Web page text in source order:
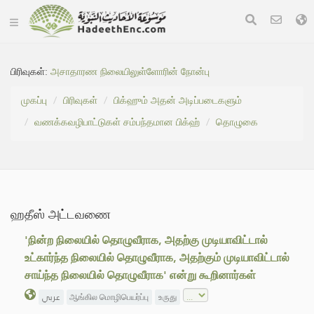
பிரிவுகள்:அசாதாரண நிலையிலுள்ளோரின் நோன்பு
முகப்பு
பிரிவுகள்
பிக்ஹும் அதன் அடிப்படைகளும்
வணக்கவழிபாட்டுகள் சம்பந்தமான பிக்ஹ்
தொழுகை
ஹதீஸ் அட்டவணை
'நின்ற நிலையில் தொழுவீராக, அதற்கு முடியாவிட்டால்
உட்கார்ந்த நிலையில் தொழுவீராக, அதற்கும் முடியாவிட்டால்
சாய்ந்த நிலையில் தொழுவீராக' என்று கூறினார்கள்
عربي ஆங்கில மொழிபெயர்ப்பு உருது